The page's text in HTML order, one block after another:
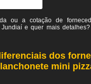
ou a cotação de
e quer mais
dos
mini